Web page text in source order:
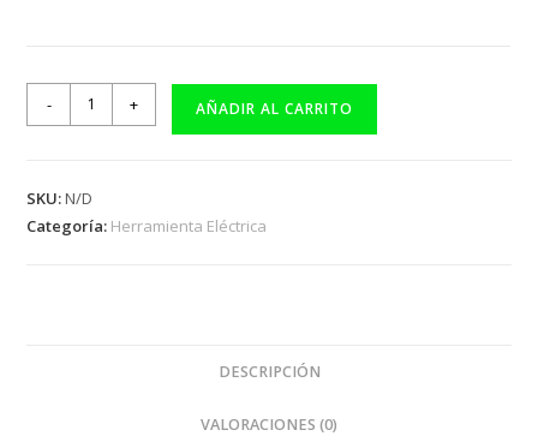
- + AÑADIR AL CARRITO
SKU:N/D
Categoría: Herramienta Eléctrica
DESCRIPCIÓN
VALORACIONES (0)